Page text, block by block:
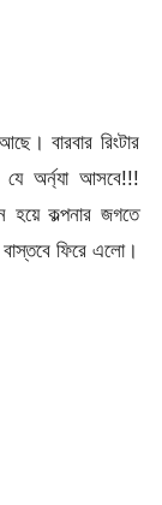
বারবার রিংটার
অর্ন্যা আসবে!!!
হয়ে কল্পনার জগতে
বাস্তবে ফিরে এলো।